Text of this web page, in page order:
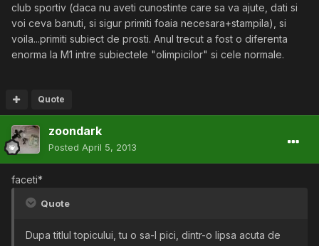
club sportiv (daca nu aveti cunostinte care sa va ajute, dati si
voi ceva banuti, si sigur primiti foaia necesara+stampila), si
voila...primiti subiect de prosti. Anul trecut a fost o diferenta
enorma la M1 intre subiectele "olimpicilor" si cele normale.
Quote
zoondark
Posted April 5, 2013
faceti*
Quote
Dupa titlul topicului, tu o sa-l pici, dintr-o lipsa acuta de